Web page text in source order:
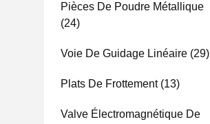
Pièces De Poudre Métallique
(24)
Voie De Guidage Linéaire (29)
Plats De Frottement(13)
Valve Électromagnétique De